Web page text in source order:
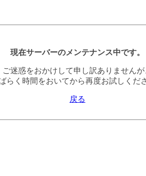
現在サーバーのメンテナンス中です。
ご迷惑をおかけして申し訳ありませんが
らく時間をおいてから再度お試しくだ
戻る